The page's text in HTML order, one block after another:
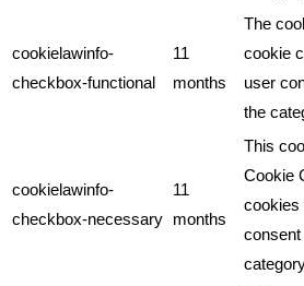
cookielawinfo-
checkbox-functional
11
months
The
cookie
user
the
cookielawinfo-
checkbox-necessary
11
months
This
Cookie
cookies